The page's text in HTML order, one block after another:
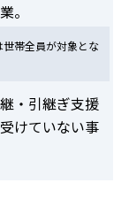
。
帯全員が対象とな
・引継ぎ支援
けていない事